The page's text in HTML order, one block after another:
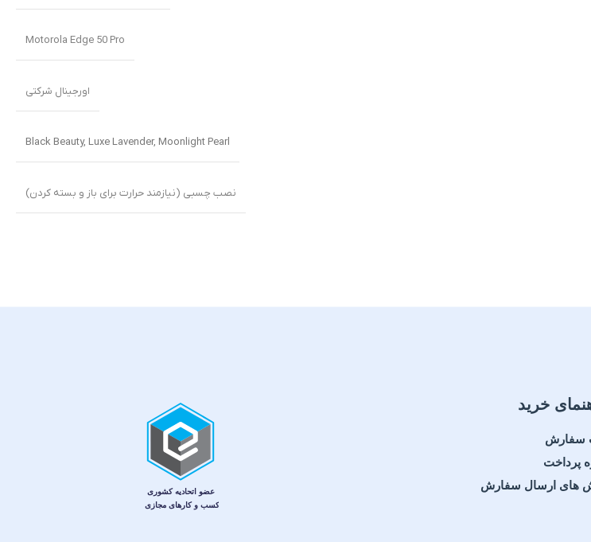
Motorola Edge 50 Pro
اورجینال شرکتی
Black Beauty, Luxe Lavender, Moonlight Pearl
نصب چسبی (نیازمند حرارت برای باز و بسته کردن)
خرید
سفارش
پرداخت
های ارسال سفارش